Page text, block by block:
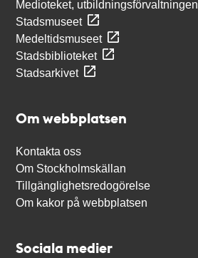
Medioteket, utbildningsförvaltningen
Stadsmuseet
Medeltidsmuseet
Stadsbiblioteket
Stadsarkivet
Om webbplatsen
Kontakta oss
Om Stockholmskällan
Tillgänglighetsredogörelse
Om kakor på webbplatsen
Sociala medier